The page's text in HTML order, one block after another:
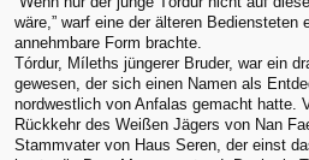
wäre,” warf eine der älteren
annehmbare Form brachte.
Tórdur, Míleths jüngerer Bruder, war ein
gewesen, der sich einen Namen als
nordwestlich von Anfalas gemacht hatte.
Rückkehr des Weißen Jägers von Nan
Stammvater von Haus Seren, der einst